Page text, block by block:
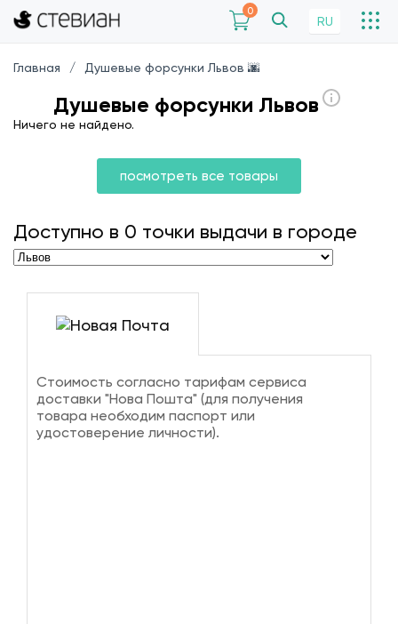
0
RU
Главная Душевые форсунки Львов 🌆
Душевые форсунки Львов
Ничего не найдено.
посмотреть все товары
Доступно в 0 точки выдачи в городе
Стоимость согласно тарифам сервиса
доставки "Нова Пошта" (для получения
товара необходим паспорт или
удостоверение личности).